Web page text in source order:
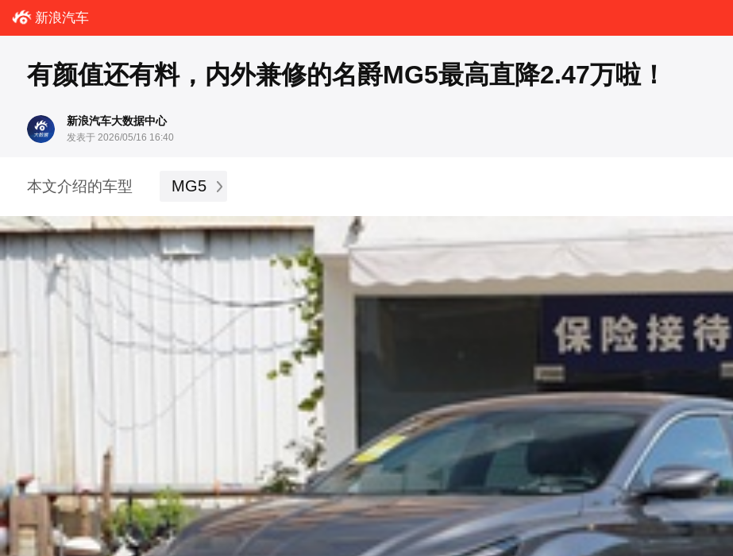
新浪汽车
有颜值还有料，内外兼修的名爵MG5最高直降2.47万啦！
新浪汽车大数据中心
发表于 2026/05/16 16:40
本文介绍的车型 MG5